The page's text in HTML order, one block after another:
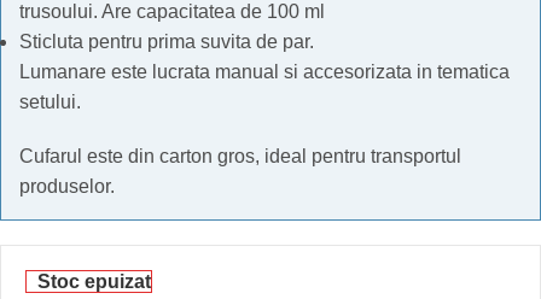
trusoului. Are capacitatea de 100 ml
Sticluta pentru prima suvita de par.
Lumanare este lucrata manual si accesorizata in tematica
setului.
Cufarul este din carton gros, ideal pentru transportul
produselor.
Stoc epuizat